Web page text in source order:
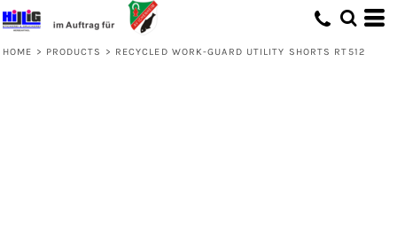
HOME > PRODUCTS > RECYCLED WORK-GUARD UTILITY SHORTS RT512